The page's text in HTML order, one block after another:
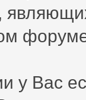
у Вас